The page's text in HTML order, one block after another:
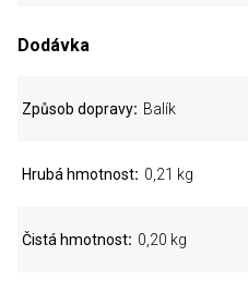
Dodávka
Způsob dopravy Balík
Hrubá hmotnost 0,21 kg
Čistá hmotnost 0,20 kg